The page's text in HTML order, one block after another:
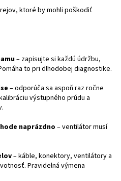
ktoré by mohli poškodiť
– zapisujte si každú údržbu,
to pri dlhodobej diagnostike.
– odporúča sa aspoň raz ročne
výstupného prúdu a
naprázdno – ventilátor musí
– káble, konektory, ventilátory a
Pravidelná výmena